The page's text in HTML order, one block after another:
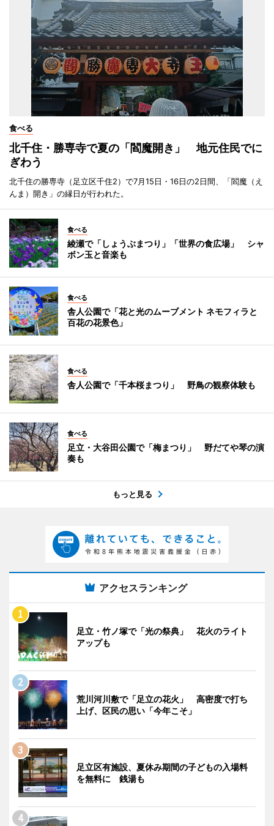
食べる
北千住・勝専寺で夏の「閻魔開き」 地元住民でに
ぎわう
北千住の勝専寺（足立区千住2）で7月15日・16日の2日間、「閻魔（え
んま）開き」の縁日が行われた。
食べる
綾瀬で「しょうぶまつり」「世界の食広場」 シャ
ボン玉と音楽も
食べる
舎人公園で「花と光のムーブメント ネモフィラと
百花の花景色」
食べる
舎人公園で「千本桜まつり」 野鳥の観察体験も
食べる
足立・大谷田公園で「梅まつり」 野だてや琴の演
奏も
もっと見る
アクセスランキング
足立・竹ノ塚で「光の祭典」 花火のライト
アップも
荒川河川敷で「足立の花火」 高密度で打ち
上げ、区民の思い「今年こそ」
足立区有施設、夏休み期間の子どもの入場料
を無料に 銭湯も